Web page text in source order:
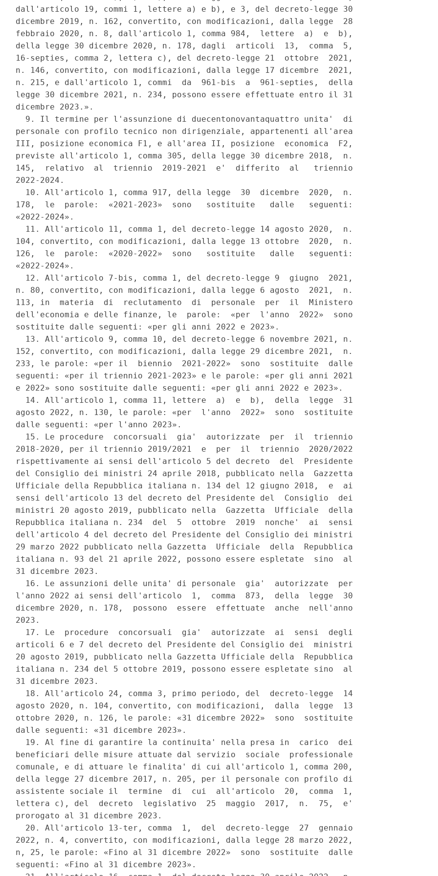
dall'articolo 19, commi 1, lettere a) e b), e 3, del decreto-legge 30
dicembre 2019, n. 162, convertito, con modificazioni, dalla legge  28
febbraio 2020, n. 8, dall'articolo 1, comma 984,  lettere  a)  e  b),
della legge 30 dicembre 2020, n. 178, dagli  articoli  13,  comma  5,
16-septies, comma 2, lettera c), del decreto-legge 21  ottobre  2021,
n. 146, convertito, con modificazioni, dalla legge 17 dicembre  2021,
n. 215, e dall'articolo 1, commi  da  961-bis  a  961-septies,  della
legge 30 dicembre 2021, n. 234, possono essere effettuate entro il 31
dicembre 2023.».
  9. Il termine per l'assunzione di duecentonovantaquattro unita'  di
personale con profilo tecnico non dirigenziale, appartenenti all'area
III, posizione economica F1, e all'area II, posizione  economica  F2,
previste all'articolo 1, comma 305, della legge 30 dicembre 2018,  n.
145,  relativo  al  triennio  2019-2021  e'  differito  al   triennio
2022-2024.
  10. All'articolo 1, comma 917, della legge  30  dicembre  2020,  n.
178,  le  parole:  «2021-2023»  sono   sostituite   dalle   seguenti:
«2022-2024».
  11. All'articolo 11, comma 1, del decreto-legge 14 agosto 2020,  n.
104, convertito, con modificazioni, dalla legge 13 ottobre  2020,  n.
126,  le  parole:  «2020-2022»  sono   sostituite   dalle   seguenti:
«2022-2024».
  12. All'articolo 7-bis, comma 1, del decreto-legge 9  giugno  2021,
n. 80, convertito, con modificazioni, dalla legge 6 agosto  2021,  n.
113, in  materia  di  reclutamento  di  personale  per  il  Ministero
dell'economia e delle finanze, le  parole:  «per  l'anno  2022»  sono
sostituite dalle seguenti: «per gli anni 2022 e 2023».
  13. All'articolo 9, comma 10, del decreto-legge 6 novembre 2021, n.
152, convertito, con modificazioni, dalla legge 29 dicembre 2021,  n.
233, le parole: «per il  biennio  2021-2022»  sono  sostituite  dalle
seguenti: «per il triennio 2021-2023» e le parole: «per gli anni 2021
e 2022» sono sostituite dalle seguenti: «per gli anni 2022 e 2023».
  14. All'articolo 1, comma 11, lettere  a)  e  b),  della  legge  31
agosto 2022, n. 130, le parole: «per  l'anno  2022»  sono  sostituite
dalle seguenti: «per l'anno 2023».
  15. Le procedure  concorsuali  gia'  autorizzate  per  il  triennio
2018-2020, per il triennio 2019/2021  e  per  il  triennio  2020/2022
rispettivamente ai sensi dell'articolo 5 del decreto  del  Presidente
del Consiglio dei ministri 24 aprile 2018, pubblicato nella  Gazzetta
Ufficiale della Repubblica italiana n. 134 del 12 giugno 2018,  e  ai
sensi dell'articolo 13 del decreto del Presidente del  Consiglio  dei
ministri 20 agosto 2019, pubblicato nella  Gazzetta  Ufficiale  della
Repubblica italiana n. 234  del  5  ottobre  2019  nonche'  ai  sensi
dell'articolo 4 del decreto del Presidente del Consiglio dei ministri
29 marzo 2022 pubblicato nella Gazzetta  Ufficiale  della  Repubblica
italiana n. 93 del 21 aprile 2022, possono essere espletate  sino  al
31 dicembre 2023.
  16. Le assunzioni delle unita' di personale  gia'  autorizzate  per
l'anno 2022 ai sensi dell'articolo  1,  comma  873,  della  legge  30
dicembre 2020, n. 178,  possono  essere  effettuate  anche  nell'anno
2023.
  17. Le  procedure  concorsuali  gia'  autorizzate  ai  sensi  degli
articoli 6 e 7 del decreto del Presidente del Consiglio dei  ministri
20 agosto 2019, pubblicato nella Gazzetta Ufficiale della  Repubblica
italiana n. 234 del 5 ottobre 2019, possono essere espletate sino  al
31 dicembre 2023.
  18. All'articolo 24, comma 3, primo periodo, del  decreto-legge  14
agosto 2020, n. 104, convertito, con modificazioni,  dalla  legge  13
ottobre 2020, n. 126, le parole: «31 dicembre 2022»  sono  sostituite
dalle seguenti: «31 dicembre 2023».
  19. Al fine di garantire la continuita' nella presa in  carico  dei
beneficiari delle misure attuate dal servizio  sociale  professionale
comunale, e di attuare le finalita' di cui all'articolo 1, comma 200,
della legge 27 dicembre 2017, n. 205, per il personale con profilo di
assistente sociale il  termine  di  cui  all'articolo  20,  comma  1,
lettera c), del  decreto  legislativo  25  maggio  2017,  n.  75,  e'
prorogato al 31 dicembre 2023.
  20. All'articolo 13-ter, comma  1,  del  decreto-legge  27  gennaio
2022, n. 4, convertito, con modificazioni, dalla legge 28 marzo 2022,
n, 25, le parole: «Fino al 31 dicembre 2022»  sono  sostituite  dalle
seguenti: «Fino al 31 dicembre 2023».